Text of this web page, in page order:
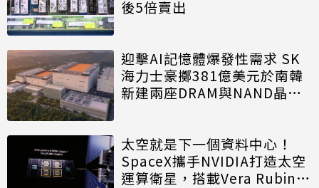
後5倍賣出
迎擊AI記憶體爆發性需求 SK
海力士豪擲381億美元於南韓
新建兩座DRAM與NAND晶圓
太空就是下一個資料中心！
SpaceX攜手NVIDIA打造太空
運算衛星，搭載Vera Rubin運